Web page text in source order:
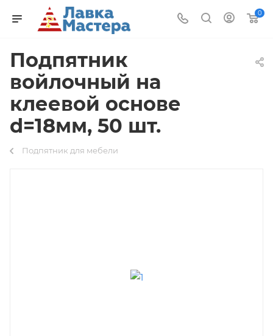
0
Подпятник
войлочный на
клеевой основе
d=18мм, 50 шт.
Подпятник для мебели